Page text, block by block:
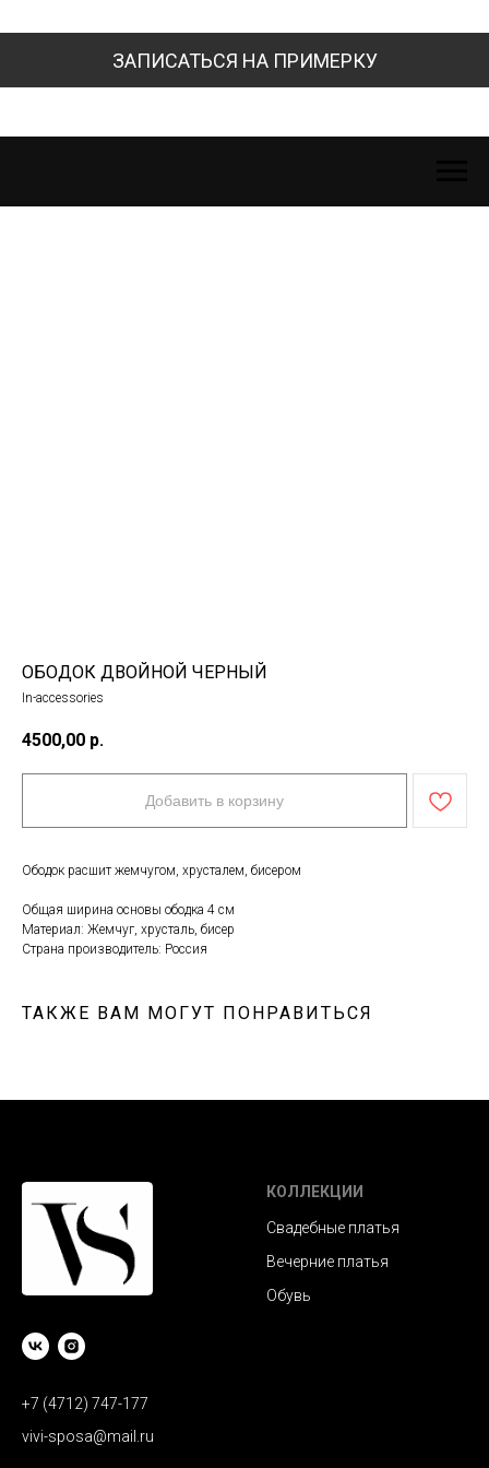
ЗАПИСАТЬСЯ НА ПРИМЕРКУ
ОБОДОК ДВОЙНОЙ ЧЕРНЫЙ
In-accessories
4500,00 р.
Добавить в корзину
Ободок расшит жемчугом, хрусталем, бисером
Общая ширина основы ободка 4 см
Материал: Жемчуг, хрусталь, бисер
Страна производитель: Россия
ТАКЖЕ ВАМ МОГУТ ПОНРАВИТЬСЯ
+7 (4712) 747-177
vivi-sposa@mail.ru
КОЛЛЕКЦИИ
Свадебные платья
Вечерние платья
Обувь